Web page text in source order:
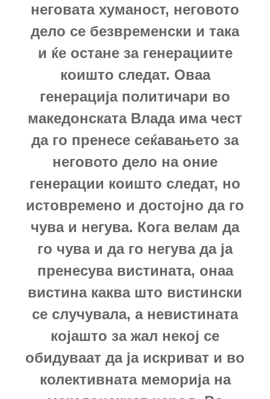
неговата хуманост, неговото
дело се безвременски и така
и ќе остане за генерациите
коишто следат. Оваа
генерација политичари во
македонската Влада има чест
да го пренесе сеќавањето за
неговото дело на оние
генерации коишто следат, но
истовремено и достојно да го
чува и негува. Кога велам да
го чува и да го негува да ја
пренесува вистината, онаа
вистина каква што вистински
се случувала, а невистината
којашто за жал некој се
обидуваат да ја искриват и во
колективната меморија на